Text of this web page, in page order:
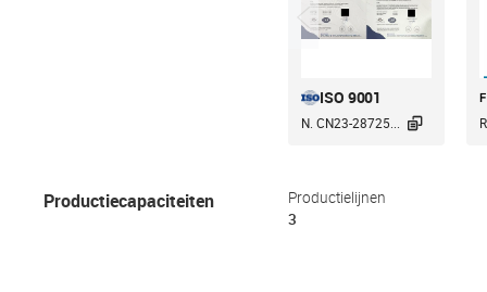
ISO 9001
N. CN23-28725... 
Productiecapaciteiten
Productielijnen
3